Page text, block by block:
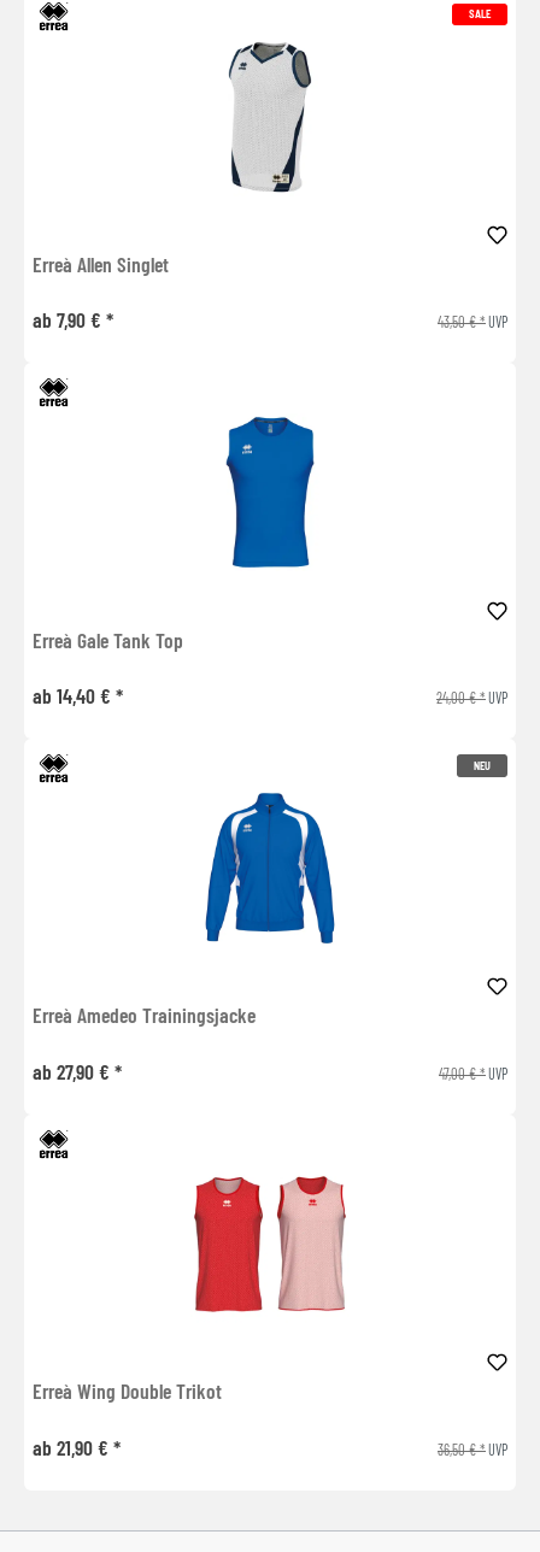
SALE
Erreà Allen Singlet
ab 7,90 € * 43,50 € *UVP
Erreà Gale Tank Top
ab 14,40 € * 24,00 € *UVP
NEU
Erreà Amedeo Trainingsjacke
ab 27,90 € * 47,00 € *UVP
Erreà Wing Double Trikot
ab 21,90 € * 36,50 € *UVP